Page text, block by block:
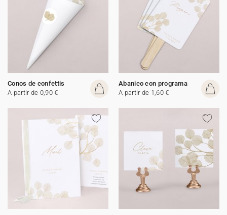
Conos de confettis
A partir de 0,90 €
Abanico con programa
A partir de 1,60 €